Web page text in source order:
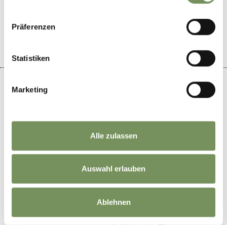
Präferenzen
Statistiken
Marketing
Alle zulassen
Auswahl erlauben
Ablehnen
NO
+